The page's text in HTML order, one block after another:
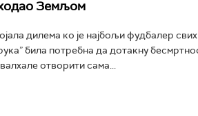
Земљом
дилема ко је најбољи фудбалер
била потребна да дотакну
отворити сама...